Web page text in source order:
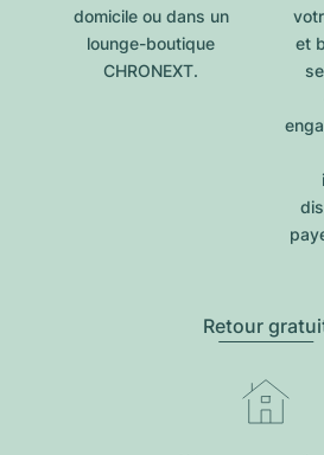
domicile ou dans un
lounge-boutique
CHRONEXT.
et
Retour